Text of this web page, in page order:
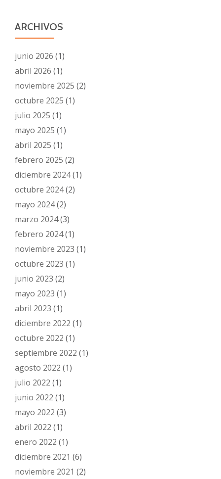
ARCHIVOS
junio 2026 (1)
abril 2026 (1)
noviembre 2025 (2)
octubre 2025 (1)
julio 2025 (1)
mayo 2025 (1)
abril 2025 (1)
febrero 2025 (2)
diciembre 2024(1)
octubre 2024(2)
mayo 2024(2)
marzo 2024(3)
febrero 2024(1)
noviembre 2023 (1)
octubre 2023 (1)
junio 2023 (2)
mayo 2023 (1)
abril 2023 (1)
diciembre 2022 (1)
octubre 2022 (1)
septiembre 2022 (1)
agosto 2022 (1)
julio 2022 (1)
junio 2022 (1)
mayo 2022 (3)
abril 2022 (1)
enero 2022 (1)
diciembre 2021 (6)
noviembre 2021 (2)